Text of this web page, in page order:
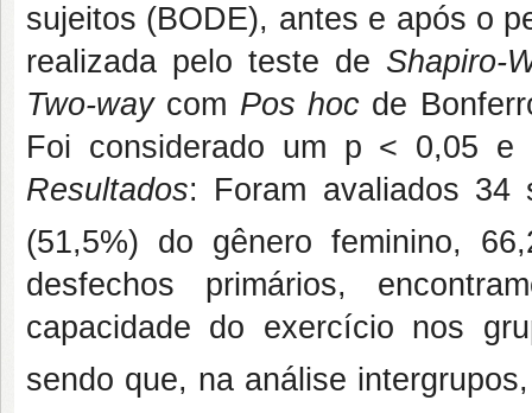
sujeitos (BODE), antes e após o
realizada pelo teste de Shapiro-
Two-waycom Pos hoc de
Foi considerado um p < 0,05
Resultados: Foram avaliados 34
(51,5%) do gênero feminino,
desfechos primários,
capacidade do exercício nos
sendo que, na análise